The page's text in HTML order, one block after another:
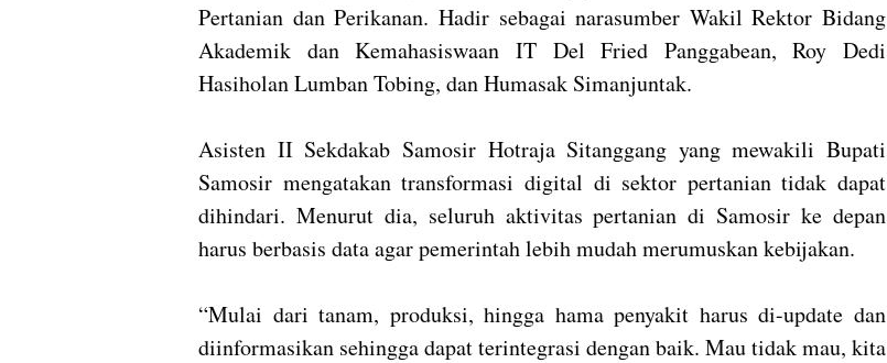
Pertanian dan Perikanan. Hadir sebagai narasumber Wakil Rektor Bidang
Akademik dan Kemahasiswaan IT Del Fried Panggabean, Roy Dedi
Hasiholan Lumban Tobing, dan Humasak Simanjuntak.
Asisten II Sekdakab Samosir Hotraja Sitanggang yang mewakili Bupati
Samosir mengatakan transformasi digital di sektor pertanian tidak dapat
dihindari. Menurut dia, seluruh aktivitas pertanian di Samosir ke depan
harus berbasis data agar pemerintah lebih mudah merumuskan kebijakan.
“Mulai dari tanam, produksi, hingga hama penyakit harus di-update dan
diinformasikan sehingga dapat terintegrasi dengan baik. Mau tidak mau, kita